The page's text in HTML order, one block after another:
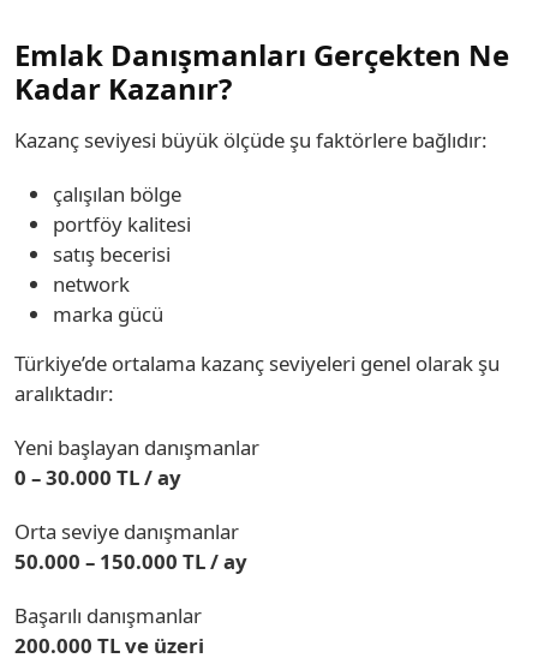
Emlak Danışmanları Gerçekten Ne
Kadar Kazanır?
Kazanç seviyesi büyük ölçüde şu faktörlere bağlıdır:
çalışılan bölge
portföy kalitesi
satış becerisi
network
marka gücü
Türkiye’de ortalama kazanç seviyeleri genel olarak şu
aralıktadır:
Yeni başlayan danışmanlar
0 – 30.000 TL / ay
Orta seviye danışmanlar
50.000 – 150.000 TL / ay
Başarılı danışmanlar
200.000 TL ve üzeri